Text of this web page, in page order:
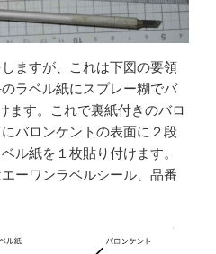
ますが、これは下図の要領
ラベル紙にスプレー糊でバ
ます。これで裏紙付きのバロ
バロンケントの表面に２段
ル紙を１枚貼り付けます。
ーワンラベルシール、品番